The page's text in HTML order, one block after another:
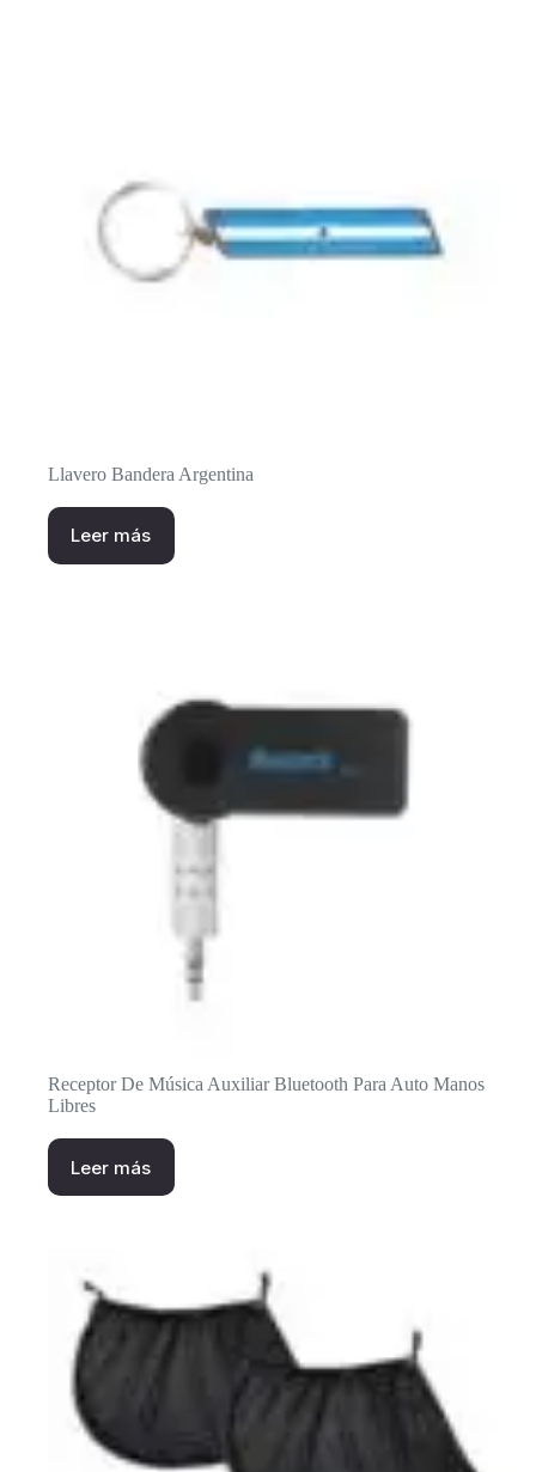
Llavero Bandera Argentina
Leer más
Receptor De Música Auxiliar Bluetooth Para Auto Manos
Libres
Leer más